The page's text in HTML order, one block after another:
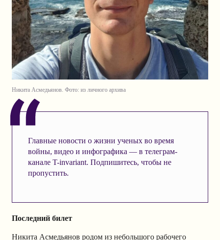
Никита Асмедьянов. Фото: из личного архива
Главные новости о жизни ученых во время
войны, видео и инфографика — в телеграм-
канале T-invariant. Подпишитесь, чтобы не
пропустить.
Последний билет
Никита Асмедьянов родом из небольшого рабочего